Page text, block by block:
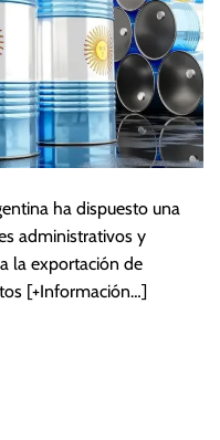
ha dispuesto una
administrativos y
la exportación de
[+Información…]